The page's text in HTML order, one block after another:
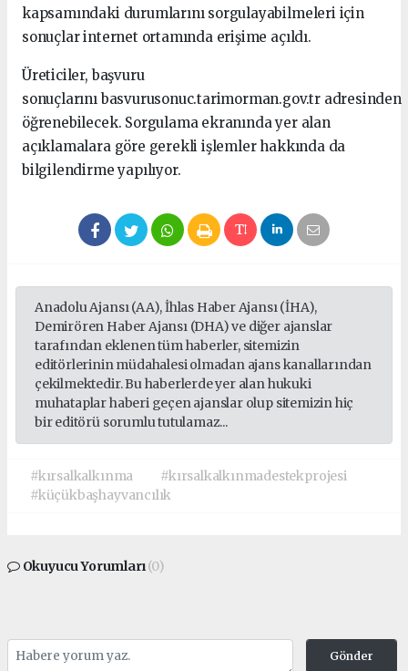
kapsamındaki durumlarını sorgulayabilmeleri için
sonuçlar internet ortamında erişime açıldı.
Üreticiler, başvuru
sonuçlarını basvurusonuc.tarimorman.gov.tr adresinden
öğrenebilecek. Sorgulama ekranında yer alan
açıklamalara göre gerekli işlemler hakkında da
bilgilendirme yapılıyor.
Anadolu Ajansı (AA), İhlas Haber Ajansı (İHA),
Demirören Haber Ajansı (DHA) ve diğer ajanslar
tarafından eklenen tüm haberler, sitemizin
editörlerinin müdahalesi olmadan ajans kanallarından
çekilmektedir. Bu haberlerde yer alan hukuki
muhataplar haberi geçen ajanslar olup sitemizin hiç
bir editörü sorumlu tutulamaz...
#kırsalkalkınma
#kırsalkalkınmadestekprojesi
#küçükbaşhayvancılık
Okuyucu Yorumları(0)
Gönder